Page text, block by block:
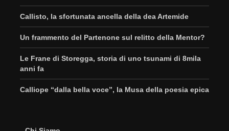
Callisto, la sfortunata ancella della dea Artemide
Un frammento del Partenone sul relitto della Mentor?
Le Frane di Storegga, storia di uno tsunami di 8mila
anni fa
Calliope “dalla bella voce”, la Musa della poesia epica